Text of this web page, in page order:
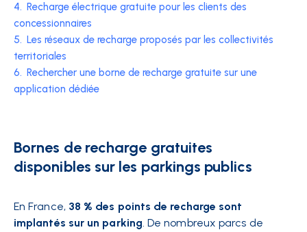
4. Recharge électrique gratuite pour les clients des
concessionnaires
5. Les réseaux de recharge proposés par les collectivités
territoriales
6. Rechercher une borne de recharge gratuite sur une
application dédiée
Bornes de recharge gratuites
disponibles sur les parkings publics
En France, 38 % des points de recharge sont
implantés sur un parking. De nombreux parcs de